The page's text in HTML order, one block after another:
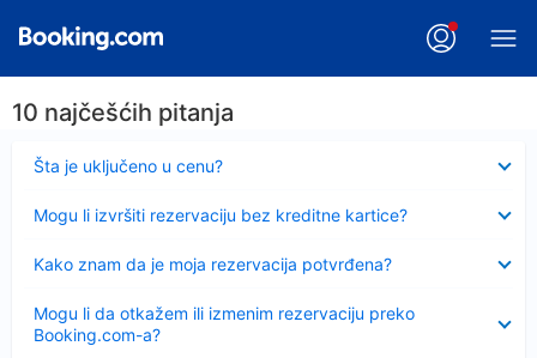
10 najčešćih pitanja
Šta je uključeno u cenu?
Sažeto
Mogu li izvršiti rezervaciju bez kreditne kartice?
Kako znam da je moja rezervacija potvrđena?
Mogu li da otkažem ili izmenim rezervaciju preko
Booking.com-a?